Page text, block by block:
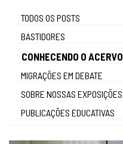
TODOS OS POSTS
BASTIDORES
CONHECENDO O ACERVO
MIGRAÇÕES EM DEBATE
SOBRE NOSSAS EXPOSIÇÕES
PUBLICAÇÕES EDUCATIVAS